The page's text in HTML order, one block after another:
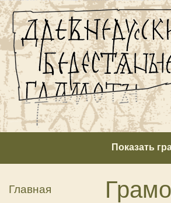
Показать
Главная